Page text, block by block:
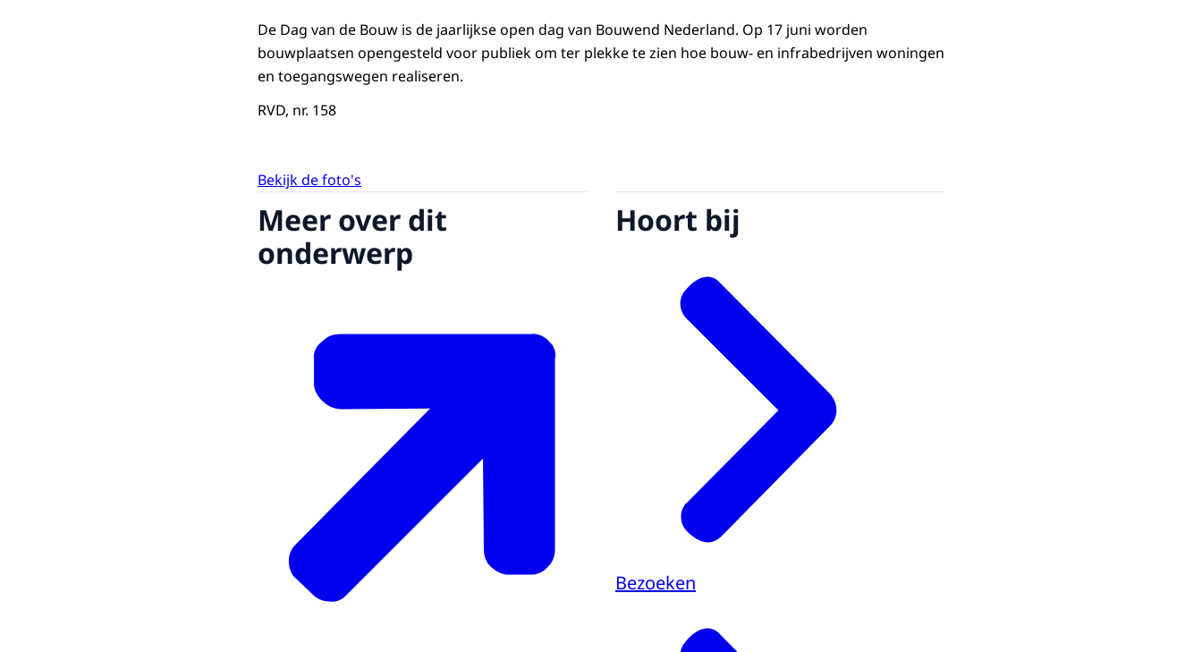
De Dag van de Bouw is de jaarlijkse open dag van Bouwend Nederland. Op 17 juni worden
bouwplaatsen opengesteld voor publiek om ter plekke te zien hoe bouw- en infrabedrijven woningen
en toegangswegen realiseren.
RVD, nr. 158
Bekijk de foto's
Meer over dit
onderwerp
Hoort bij
Bezoeken